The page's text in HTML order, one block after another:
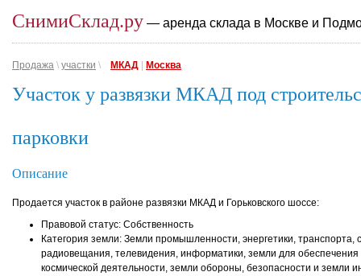
СнимиСклад.ру — аренда склада в Москве и
Продажа \ участки \ МКАД Москва
Участок у развязки МКАД под
парковки
Описание
Продается участок в районе развязки МКАД и Горьковского шоссе:
Правовой статус: Собственность
Категория земли: Земли промышленности, энергетики, транспорта,
радиовещания, телевидения, информатики, земли для обеспечения
космической деятельности, земли обороны, безопасности и земли